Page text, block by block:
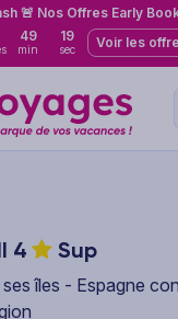
🚨 Nos Offres Early
49
min
18
sec Voir les
4 Sup
îles - Espagne